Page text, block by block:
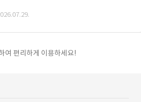
여 편리하게 이용하세요!